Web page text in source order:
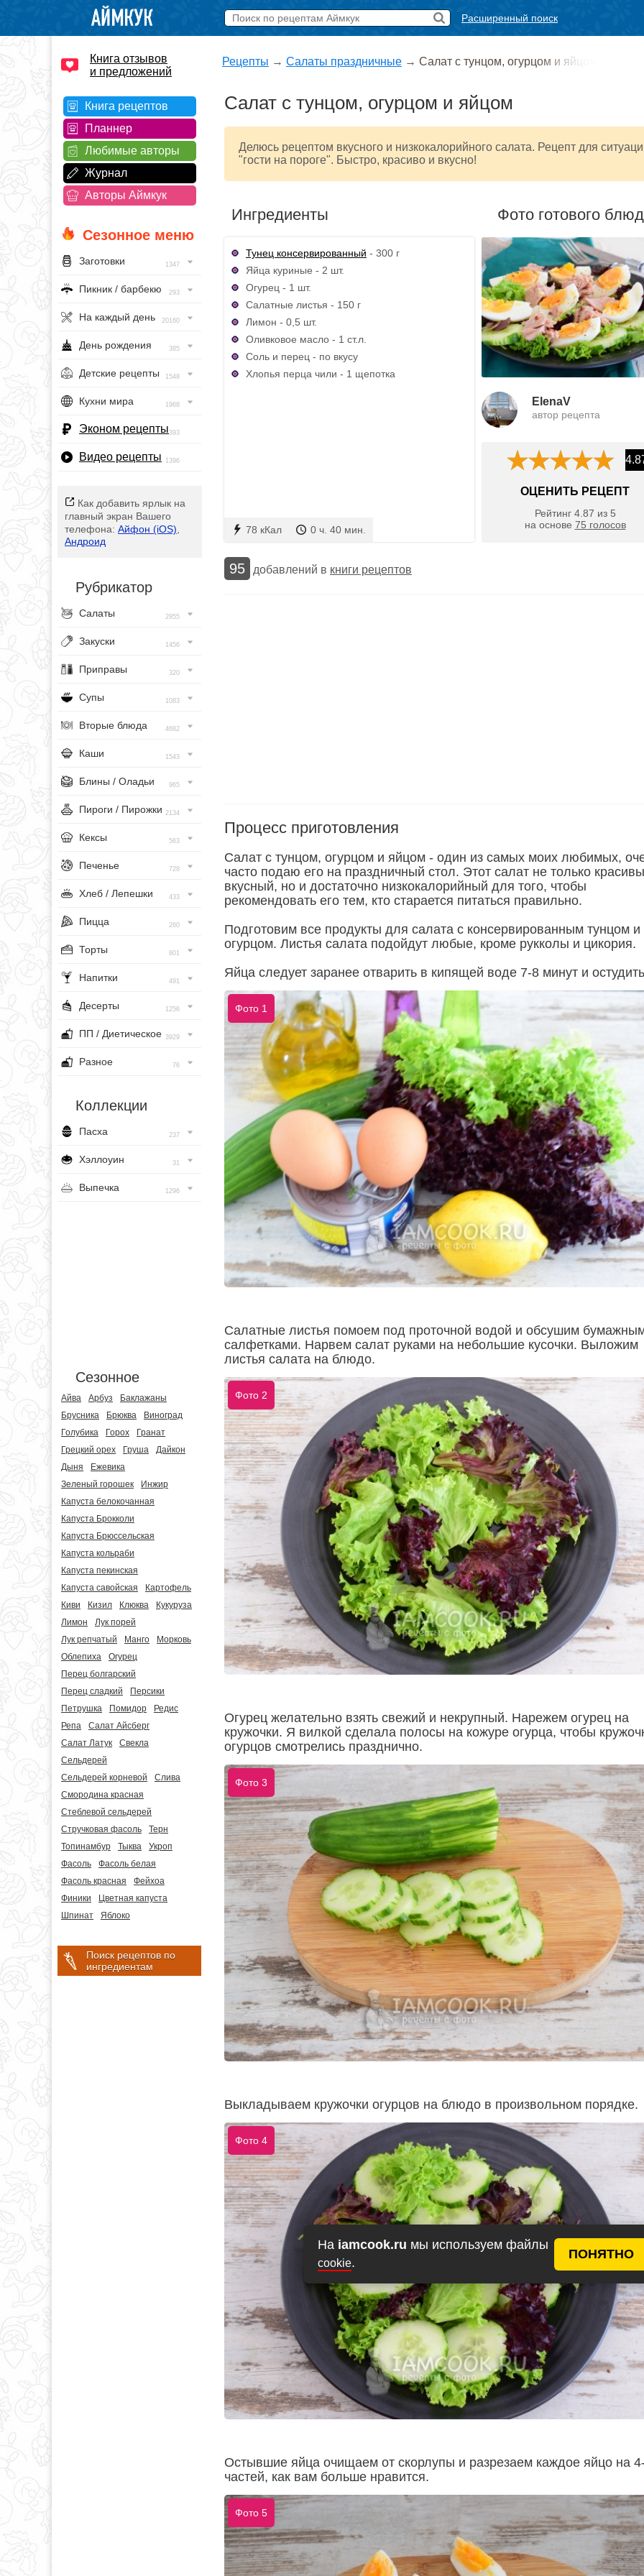
На iamcook.ru мы используем файлы
cookie.
ПОНЯТНО
Расширенный поиск
Книга отзывов
и предложений
Книга рецептов
Планнер
Любимые авторы
Журнал
Авторы Аймкук
Сезонное меню
Заготовки 1347
Пикник / барбекю 293
На каждый день 20160
День рождения 385
Детские рецепты 1548
Кухни мира 1968
Эконом рецепты393
Видео рецепты 1396
Как добавить ярлык на
главный экран Вашего
телефона: Айфон (iOS)
Андроид
Рубрикатор
Салаты 2955
Закуски 1456
Приправы 320
Супы 1083
Вторые блюда 4682
Каши 1543
Блины / Оладьи 965
Пироги / Пирожки 2134
Кексы 563
Печенье 728
Хлеб / Лепешки 433
Пицца 260
Торты 801
Напитки 491
Десерты 1256
ПП / Диетическое 3929
Разное 76
Коллекции
Пасха 237
Хэллоуин 31
Выпечка 1296
Сезонное
Айва Арбуз
Баклажаны
Брусника
Брюква
Виноград
Голубика
Горох
Гранат
Грецкий орех
Груша
Дайкон
Дыня
Ежевика
Зеленый горошек
Инжир
Капуста белокочанная
Капуста Брокколи
Капуста Брюссельская
Капуста кольраби
Капуста пекинская
Капуста савойская
Картофель
Киви
Кизил Клюква
Кукуруза
Лимон
Лук порей
Лук репчатый
Манго
Морковь
Облепиха
Огурец
Перец болгарский
Перец сладкий
Персики
Петрушка
Помидор
Редис
Репа
Салат Айсберг
Салат Латук
Свекла
Сельдерей
Сельдерей корневой
Слива
Смородина красная
Стеблевой сельдерей
Стручковая фасоль
Терн
Топинамбур
Тыква
Укроп
Фасоль
Фасоль белая
Фасоль красная
Фейхоа
Финики
Цветная капуста
Шпинат
Яблоко
Поиск рецептов по
ингредиентам
Рецепты → Салаты праздничные → Салат с тунцом, огурцом и яйцом
Салат с тунцом, огурцом и яйцом
Делюсь рецептом вкусного и низкокалорийного салата. Рецепт для
"гости на пороге". Быстро, красиво и вкусно!
Ингредиенты
Тунец консервированный - 300 г
Яйца куриные - 2 шт.
Огурец - 1 шт.
Салатные листья - 150 г
Лимон - 0,5 шт.
Оливковое масло - 1 ст.л.
Соль и перец - по вкусу
Хлопья перца чили - 1 щепотка
78 кКал 0 ч. 40 мин.
Фото готового
ElenaV
автор рецепта
ОЦЕНИТЬ РЕЦЕПТ
Рейтинг 4.87 из 5
на основе 75 голосов
95 добавлений в книги рецептов
Процесс приготовления
Салат с тунцом, огурцом и яйцом - один из самых моих любимых,
часто подаю его на праздничный стол. Этот салат не только
вкусный, но и достаточно низкокалорийный для того, чтобы
рекомендовать его тем, кто старается питаться правильно.
Подготовим все продукты для салата с консервированным тунцом и
огурцом. Листья салата подойдут любые, кроме рукколы и цикория.
Яйца следует заранее отварить в кипящей воде 7-8 минут и
Фото 1
Салатные листья помоем под проточной водой и обсушим
салфетками. Нарвем салат руками на небольшие кусочки. Выложим
листья салата на блюдо.
Фото 2
Огурец желательно взять свежий и некрупный. Нарежем огурец на
кружочки. Я вилкой сделала полосы на кожуре огурца, чтобы
огурцов смотрелись празднично.
Фото 3
Выкладываем кружочки огурцов на блюдо в произвольном порядке.
Фото 4
Остывшие яйца очищаем от скорлупы и разрезаем каждое яйцо на
частей, как вам больше нравится.
Фото 5